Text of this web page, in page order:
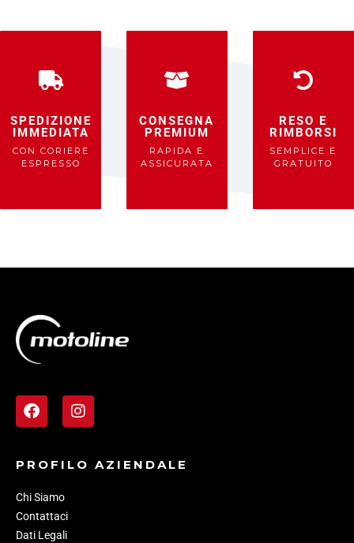
SPEDIZIONE
IMMEDIATA
CON CORIERE
ESPRESSO
CONSEGNA
PREMIUM
RAPIDA E
ASSICURATA
RESO E
RIMBORSI
SEMPLICE E
GRATUITO
PROFILO AZIENDALE
Chi Siamo
Contattaci
Dati Legali